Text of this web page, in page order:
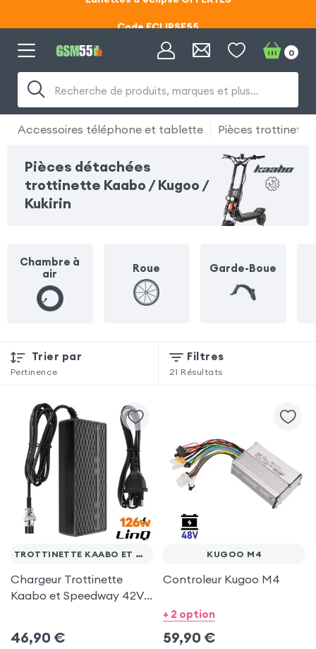
Lunettes d'éclipse OFFERTES
Code ECLIPSE55
Recherche de produits, marques et plus…
0
Accessoires téléphone et tablette Pièces trottinette
Pièces détachées
trottinette Kaabo / Kugoo /
Kukirin
Chambre à
air
Roue Garde-Boue
Trier par
Pertinence
Filtres
21 Résultats
TROTTINETTE KAABO ET SPEEDWAY
Chargeur Trottinette
Kaabo et Speedway 42V -
46,90 €
KUGOO M4
Controleur Kugoo M4
+ 2 option
59,90 €